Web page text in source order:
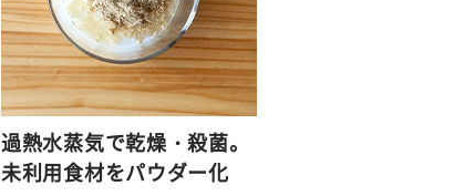
過熱水蒸気で乾燥・殺菌。
未利用食材をパウダー化